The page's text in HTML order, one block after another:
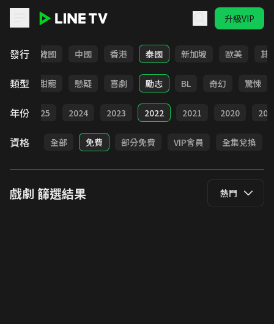
升級VIP
發行
日本 韓國 中國 香港 泰國 新加坡 歐美 其
類型
改編 甜寵 懸疑 喜劇 勵志 BL 奇幻 驚悚
年份 2025 2024 2023 2022 2021 2020
資格 全部 免費 部分免費 VIP會員 全集兌換
戲劇 篩選結果 熱門